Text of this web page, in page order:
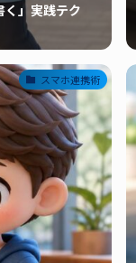
く」実践テク
スマホ連携術